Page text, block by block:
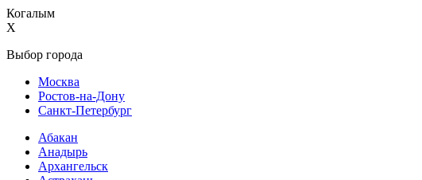
Когалым
X
Выбор города
Москва
Ростов-на-Дону
Санкт-Петербург
Абакан
Анадырь
Архангельск